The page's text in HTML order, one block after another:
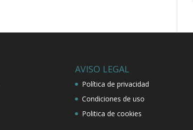
AVISO LEGAL
Política de privacidad
Condiciones de uso
Politica de cookies